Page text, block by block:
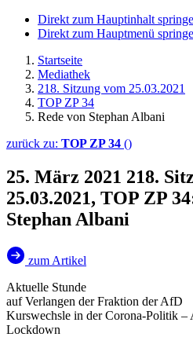
Direkt zum Hauptinhalt
Direkt zum Hauptmenü
Startseite
Mediathek
218. Sitzung vom 25.03.2021
TOP ZP 34
Rede von Stephan Albani
zurück zu: TOP ZP 34 ()
25. März 2021 218.
25.03.2021, TOP ZP
Stephan Albani
zum Artikel
Aktuelle Stunde
auf Verlangen der Fraktion der AfD
Kurswechsle in der Corona-Politik –
Lockdown